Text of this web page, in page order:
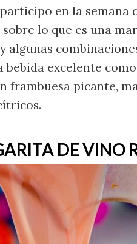
en la
lo que es una
algunas
bebida excelente
frambuesa picante,
DE VINO